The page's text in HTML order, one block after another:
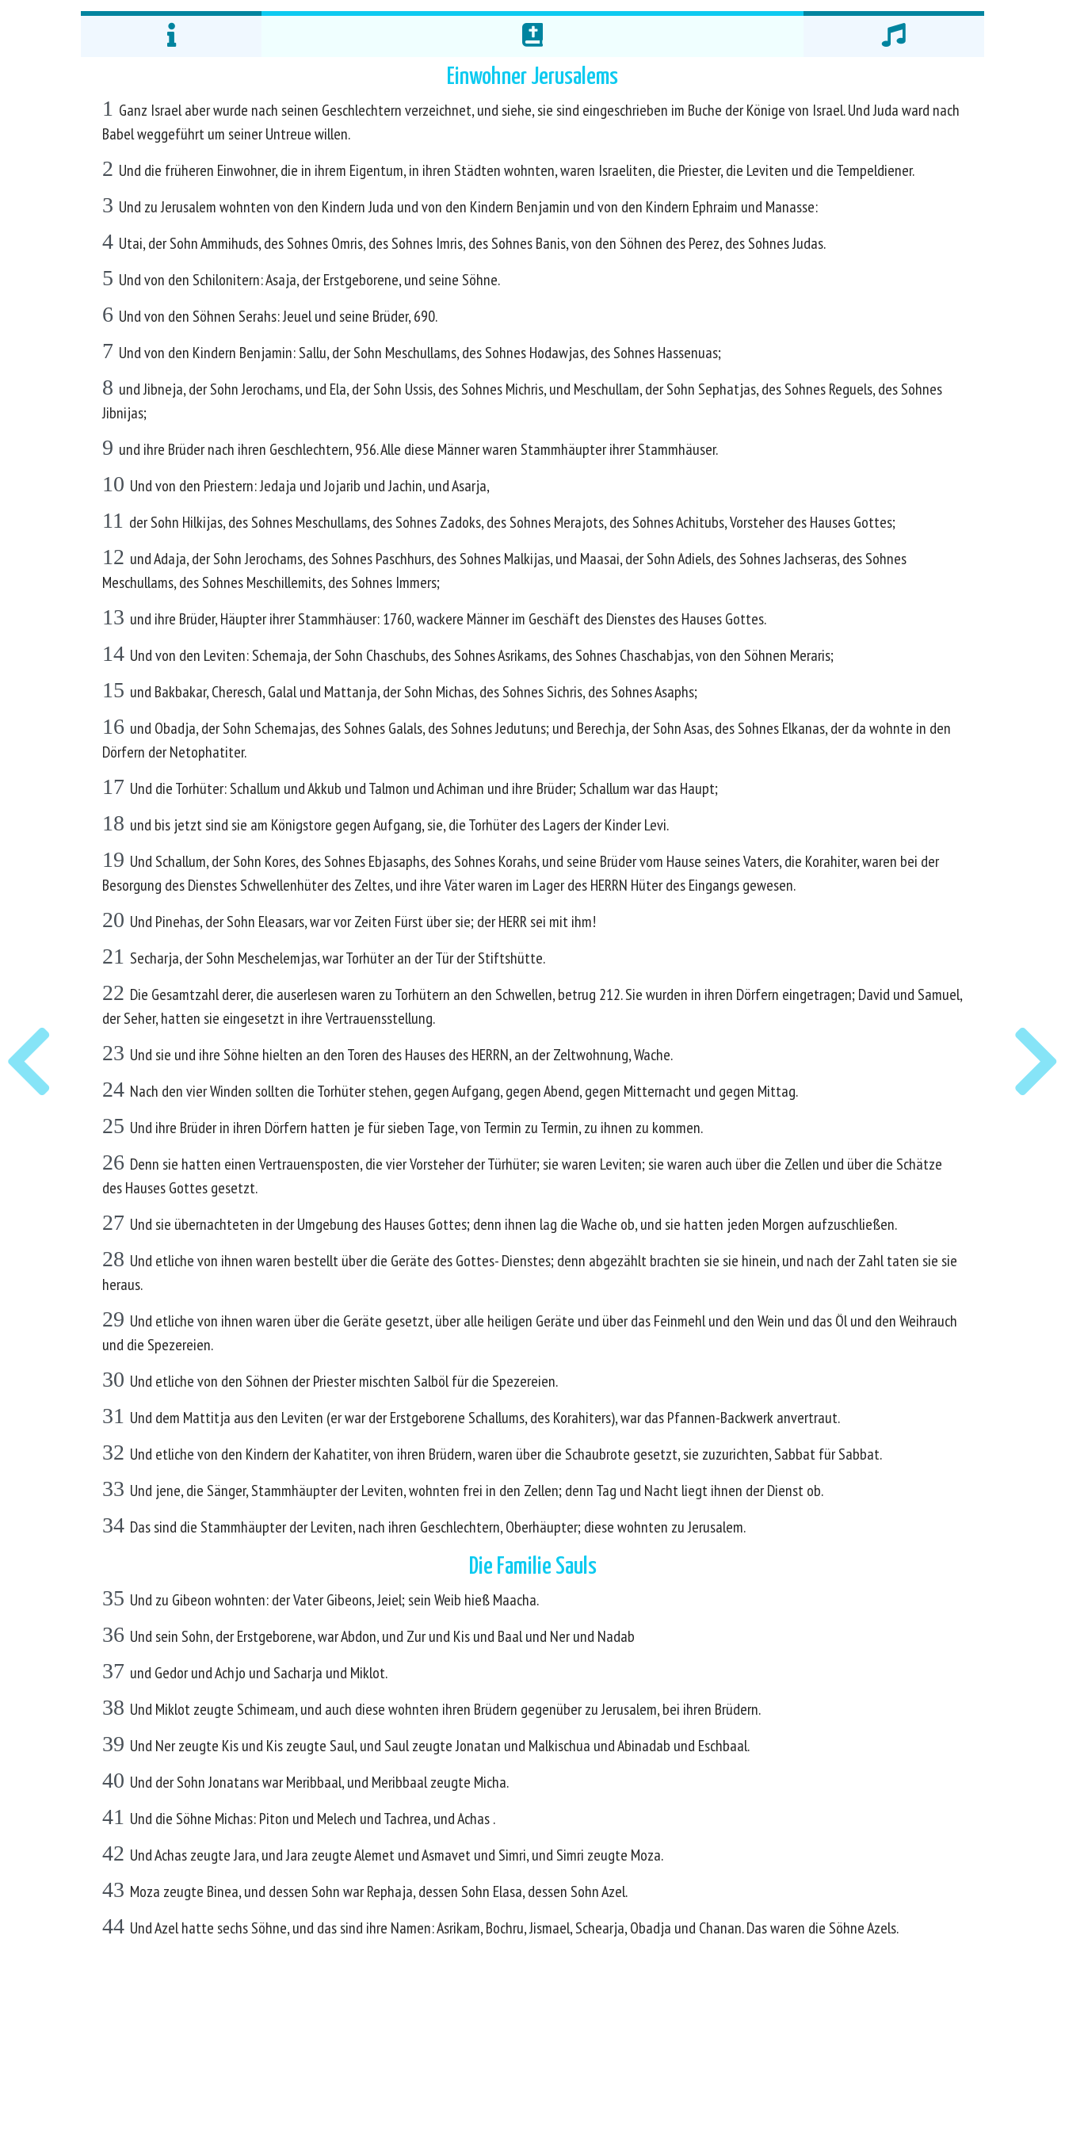
Einwohner Jerusalems
1 Ganz Israel aber wurde nach seinen Geschlechtern verzeichnet, und siehe, sie sind eingeschrieben im Buche der Könige von Israel. Und Juda ward nach
Babel weggeführt um seiner Untreue willen.
2 Und die früheren Einwohner, die in ihrem Eigentum, in ihren Städten wohnten, waren Israeliten, die Priester, die Leviten und die Tempeldiener.
3 Und zu Jerusalem wohnten von den Kindern Juda und von den Kindern Benjamin und von den Kindern Ephraim und Manasse:
4 Utai, der Sohn Ammihuds, des Sohnes Omris, des Sohnes Imris, des Sohnes Banis, von den Söhnen des Perez, des Sohnes Judas.
5 Und von den Schilonitern: Asaja, der Erstgeborene, und seine Söhne.
6 Und von den Söhnen Serahs: Jeuel und seine Brüder, 690.
7 Und von den Kindern Benjamin: Sallu, der Sohn Meschullams, des Sohnes Hodawjas, des Sohnes Hassenuas;
8 und Jibneja, der Sohn Jerochams, und Ela, der Sohn Ussis, des Sohnes Michris, und Meschullam, der Sohn Sephatjas, des Sohnes Reguels, des Sohnes
Jibnijas;
9 und ihre Brüder nach ihren Geschlechtern, 956. Alle diese Männer waren Stammhäupter ihrer Stammhäuser.
10 Und von den Priestern: Jedaja und Jojarib und Jachin, und Asarja,
11 der Sohn Hilkijas, des Sohnes Meschullams, des Sohnes Zadoks, des Sohnes Merajots, des Sohnes Achitubs, Vorsteher des Hauses Gottes;
12 und Adaja, der Sohn Jerochams, des Sohnes Paschhurs, des Sohnes Malkijas, und Maasai, der Sohn Adiels, des Sohnes Jachseras, des Sohnes
Meschullams, des Sohnes Meschillemits, des Sohnes Immers;
13 und ihre Brüder, Häupter ihrer Stammhäuser: 1760, wackere Männer im Geschäft des Dienstes des Hauses Gottes.
14 Und von den Leviten: Schemaja, der Sohn Chaschubs, des Sohnes Asrikams, des Sohnes Chaschabjas, von den Söhnen Meraris;
15 und Bakbakar, Cheresch, Galal und Mattanja, der Sohn Michas, des Sohnes Sichris, des Sohnes Asaphs;
16 und Obadja, der Sohn Schemajas, des Sohnes Galals, des Sohnes Jedutuns; und Berechja, der Sohn Asas, des Sohnes Elkanas, der da wohnte in den
Dörfern der Netophatiter.
17 Und die Torhüter: Schallum und Akkub und Talmon und Achiman und ihre Brüder; Schallum war das Haupt;
18 und bis jetzt sind sie am Königstore gegen Aufgang, sie, die Torhüter des Lagers der Kinder Levi.
19 Und Schallum, der Sohn Kores, des Sohnes Ebjasaphs, des Sohnes Korahs, und seine Brüder vom Hause seines Vaters, die Korahiter, waren bei der
Besorgung des Dienstes Schwellenhüter des Zeltes, und ihre Väter waren im Lager des HERRN Hüter des Eingangs gewesen.
20 Und Pinehas, der Sohn Eleasars, war vor Zeiten Fürst über sie; der HERR sei mit ihm!
21 Secharja, der Sohn Meschelemjas, war Torhüter an der Tür der Stiftshütte.
22 Die Gesamtzahl derer, die auserlesen waren zu Torhütern an den Schwellen, betrug 212. Sie wurden in ihren Dörfern eingetragen; David und Samuel,
der Seher, hatten sie eingesetzt in ihre Vertrauensstellung.
23 Und sie und ihre Söhne hielten an den Toren des Hauses des HERRN, an der Zeltwohnung, Wache.
24 Nach den vier Winden sollten die Torhüter stehen, gegen Aufgang, gegen Abend, gegen Mitternacht und gegen Mittag.
25 Und ihre Brüder in ihren Dörfern hatten je für sieben Tage, von Termin zu Termin, zu ihnen zu kommen.
26 Denn sie hatten einen Vertrauensposten, die vier Vorsteher der Türhüter; sie waren Leviten; sie waren auch über die Zellen und über die Schätze
des Hauses Gottes gesetzt.
27 Und sie übernachteten in der Umgebung des Hauses Gottes; denn ihnen lag die Wache ob, und sie hatten jeden Morgen aufzuschließen.
28 Und etliche von ihnen waren bestellt über die Geräte des Gottes- Dienstes; denn abgezählt brachten sie sie hinein, und nach der Zahl taten sie sie
heraus.
29 Und etliche von ihnen waren über die Geräte gesetzt, über alle heiligen Geräte und über das Feinmehl und den Wein und das Öl und den Weihrauch
und die Spezereien.
30 Und etliche von den Söhnen der Priester mischten Salböl für die Spezereien.
31 Und dem Mattitja aus den Leviten (er war der Erstgeborene Schallums, des Korahiters), war das Pfannen-Backwerk anvertraut.
32 Und etliche von den Kindern der Kahatiter, von ihren Brüdern, waren über die Schaubrote gesetzt, sie zuzurichten, Sabbat für Sabbat.
33 Und jene, die Sänger, Stammhäupter der Leviten, wohnten frei in den Zellen; denn Tag und Nacht liegt ihnen der Dienst ob.
34 Das sind die Stammhäupter der Leviten, nach ihren Geschlechtern, Oberhäupter; diese wohnten zu Jerusalem.
Die Familie Sauls
35 Und zu Gibeon wohnten: der Vater Gibeons, Jeiel; sein Weib hieß Maacha.
36 Und sein Sohn, der Erstgeborene, war Abdon, und Zur und Kis und Baal und Ner und Nadab
37 und Gedor und Achjo und Sacharja und Miklot.
38 Und Miklot zeugte Schimeam, und auch diese wohnten ihren Brüdern gegenüber zu Jerusalem, bei ihren Brüdern.
39 Und Ner zeugte Kis und Kis zeugte Saul, und Saul zeugte Jonatan und Malkischua und Abinadab und Eschbaal.
40 Und der Sohn Jonatans war Meribbaal, und Meribbaal zeugte Micha.
41 Und die Söhne Michas: Piton und Melech und Tachrea, und Achas .
42 Und Achas zeugte Jara, und Jara zeugte Alemet und Asmavet und Simri, und Simri zeugte Moza.
43 Moza zeugte Binea, und dessen Sohn war Rephaja, dessen Sohn Elasa, dessen Sohn Azel.
44 Und Azel hatte sechs Söhne, und das sind ihre Namen: Asrikam, Bochru, Jismael, Schearja, Obadja und Chanan. Das waren die Söhne Azels.